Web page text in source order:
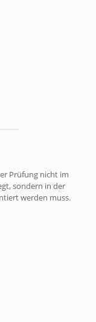
Prüfung nicht im
sondern in der
werden muss.